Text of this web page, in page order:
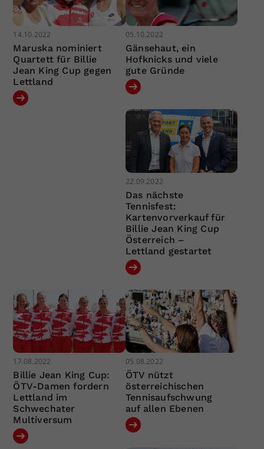
14.10.2022
Maruska nominiert
Quartett für Billie
Jean King Cup gegen
Lettland
05.10.2022
Gänsehaut, ein
Hofknicks und viele
gute Gründe
22.09.2022
Das nächste
Tennisfest:
Kartenvorverkauf für
Billie Jean King Cup
Österreich –
Lettland gestartet
17.08.2022
Billie Jean King Cup:
ÖTV-Damen fordern
Lettland im
Schwechater
Multiversum
05.08.2022
ÖTV nützt
österreichischen
Tennisaufschwung
auf allen Ebenen